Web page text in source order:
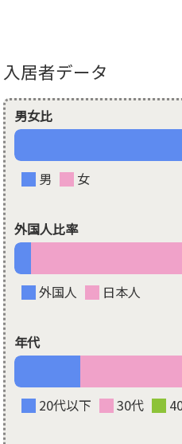
入居者データ
男女比
男 女
外国人比率
外国人 日本人
年代
20代以下 30代